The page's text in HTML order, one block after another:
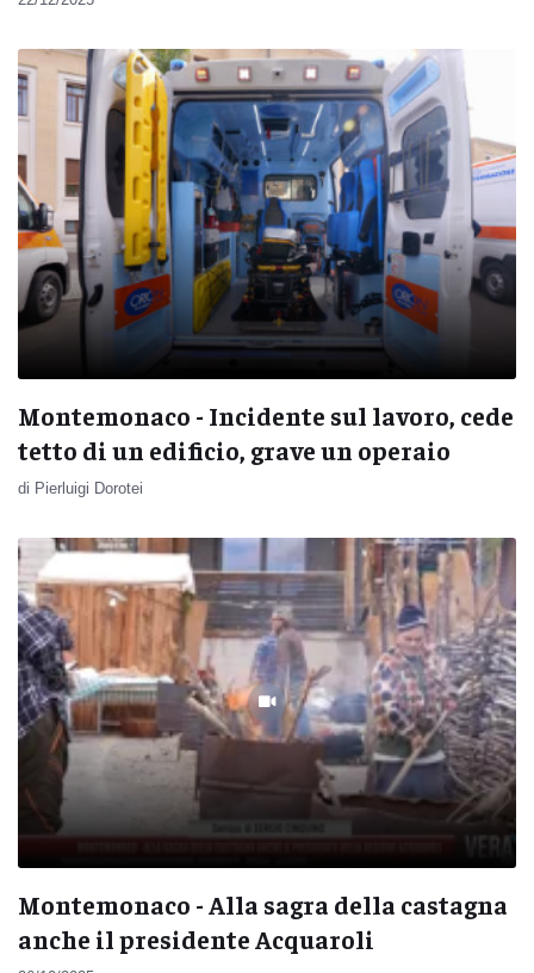
Montemonaco - Incidente sul lavoro, cede
tetto di un edificio, grave un operaio
di Pierluigi Dorotei
Montemonaco - Alla sagra della castagna
anche il presidente Acquaroli